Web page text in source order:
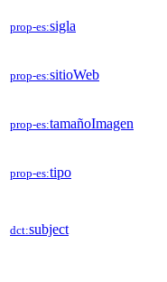
prop-es:sigla
prop-es:sitioWeb
prop-es:tamañoImagen
prop-es:tipo
dct:subject